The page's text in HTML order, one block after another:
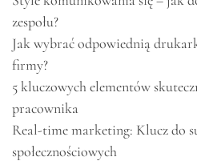
zespołu?
Jak wybrać odpowiednią
firmy?
5 kluczowych elementów
pracownika
Real-time marketing: Klucz do
społecznościowych